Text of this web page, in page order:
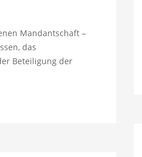
Mandantschaft –
das
Beteiligung der